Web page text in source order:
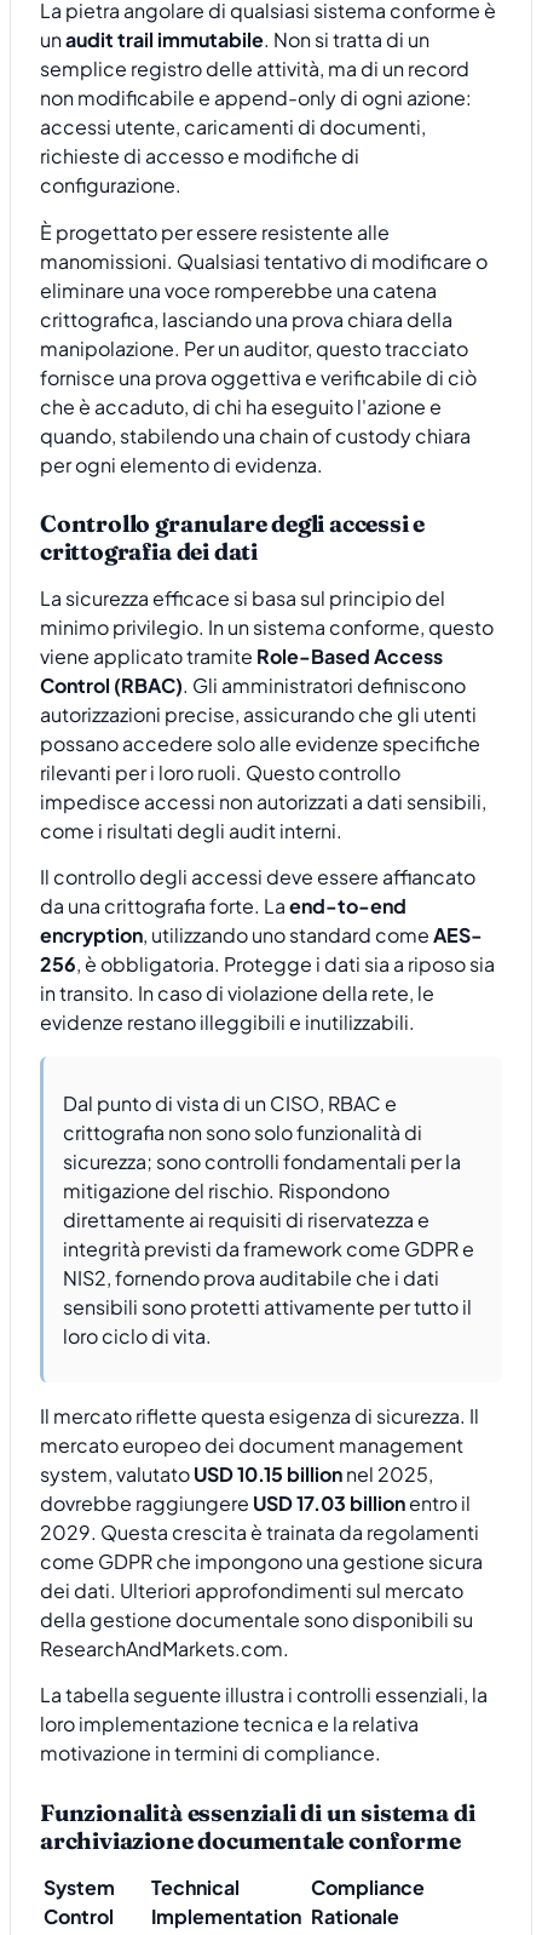
La pietra angolare di qualsiasi sistema conforme è
unaudit trail immutabile. Non si tratta di un
semplice registro delle attività, ma di un record
non modificabile e append-only di ogni azione:
accessi utente, caricamenti di documenti,
richieste di accesso e modifiche di
configurazione.
È progettato per essere resistente alle
manomissioni. Qualsiasi tentativo di modificare o
eliminare una voce romperebbe una catena
crittografica, lasciando una prova chiara della
manipolazione. Per un auditor, questo tracciato
fornisce una prova oggettiva e verificabile di ciò
che è accaduto, di chi ha eseguito l'azione e
quando, stabilendo una chain of custody chiara
per ogni elemento di evidenza.
Controllo granulare degli accessi e
crittografia dei dati
La sicurezza efficace si basa sul principio del
minimo privilegio. In un sistema conforme, questo
viene applicato tramite Role-Based Access
Control (RBAC). Gli amministratori definiscono
autorizzazioni precise, assicurando che gli utenti
possano accedere solo alle evidenze specifiche
rilevanti per i loro ruoli. Questo controllo
impedisce accessi non autorizzati a dati sensibili,
come i risultati degli audit interni.
Il controllo degli accessi deve essere affiancato
da una crittografia forte. Laend-to-end
encryption, utilizzando uno standard comeAES-
256, è obbligatoria. Protegge i dati sia a riposo sia
in transito. In caso di violazione della rete, le
evidenze restano illeggibili e inutilizzabili.
Dal punto di vista di un CISO, RBAC e
crittografia non sono solo funzionalità di
sicurezza; sono controlli fondamentali per la
mitigazione del rischio. Rispondono
direttamente ai requisiti di riservatezza e
integrità previsti da framework come GDPR e
NIS2, fornendo prova auditabile che i dati
sensibili sono protetti attivamente per tutto il
loro ciclo di vita.
Il mercato riflette questa esigenza di sicurezza. Il
mercato europeo dei document management
system, valutatoUSD 10.15 billionnel 2025,
dovrebbe raggiungere USD 17.03 billionentro il
2029. Questa crescita è trainata da regolamenti
come GDPR che impongono una gestione sicura
dei dati. Ulteriori approfondimenti sul mercato
della gestione documentale sono disponibili su
ResearchAndMarkets.com.
La tabella seguente illustra i controlli essenziali, la
loro implementazione tecnica e la relativa
motivazione in termini di compliance.
Funzionalità essenziali di un sistema di
archiviazione documentale conforme
System
Control
Technical
Implementation
Compliance
Rationale